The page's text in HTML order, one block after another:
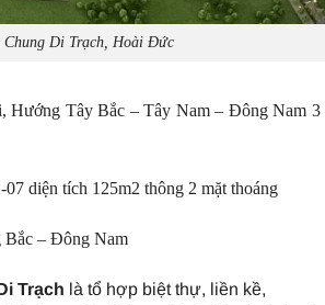
Chung Di Trạch, Hoài Đức
Hướng Tây Bắc – Tây Nam – Đông Nam 3
diện tích 125m2 thông 2 mặt thoáng
Bắc – Đông Nam
Trạch là tổ hợp biệt thự, liền kề,